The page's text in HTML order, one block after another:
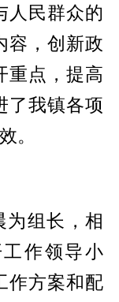
人民群众的
容，创新政
重点，提高
了我镇各项
。
为组长，相
作领导小
作方案和配